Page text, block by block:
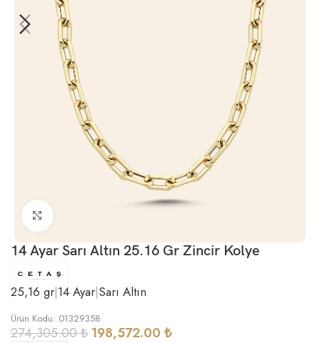
Büyütmek için tıklayın
14 Ayar Sarı Altın 25.16 Gr Zincir Kolye
25,16 gr|14 Ayar|Sarı Altın
Ürün Kodu: 01329358
274,305.00₺ 198,572.00 ₺